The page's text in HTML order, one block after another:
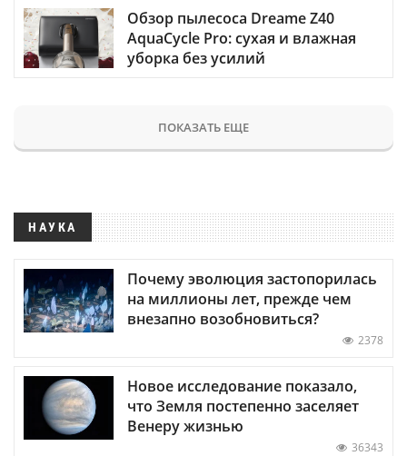
Обзор пылесоса Dreame Z40
AquaCycle Pro: сухая и влажная
уборка без усилий
ПОКАЗАТЬ ЕЩЕ
НАУКА
Почему эволюция застопорилась
на миллионы лет, прежде чем
внезапно возобновиться?
2378
Новое исследование показало,
что Земля постепенно заселяет
Венеру жизнью
36343